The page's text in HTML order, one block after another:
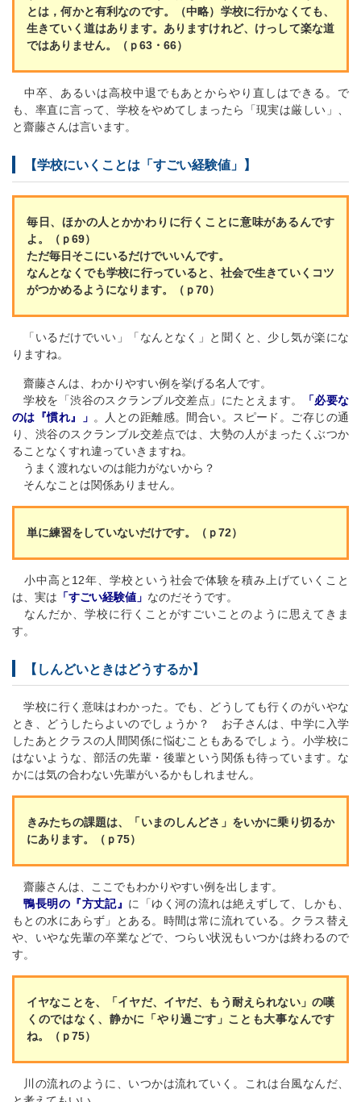
とは，何かと有利なのです。（中略）学校に行かなくても、
生きていく道はあります。ありますけれど、けっして楽な道
ではありません。（ｐ63・66）
中卒、あるいは高校中退でもあとからやり直しはできる。で
も、率直に言って、学校をやめてしまったら「現実は厳しい」、
と齋藤さんは言います。
【学校にいくことは「すごい経験値」】
毎日、ほかの人とかかわりに行くことに意味があるんです
よ。（ｐ69）
ただ毎日そこにいるだけでいいんです。
なんとなくでも学校に行っていると、社会で生きていくコツ
がつかめるようになります。（ｐ70）
「いるだけでいい」「なんとなく」と聞くと、少し気が楽にな
りますね。
齋藤さんは、わかりやすい例を挙げる名人です。
学校を「渋谷のスクランブル交差点」にたとえます。
「必要な
のは『慣れ』」 。人との距離感。間合い。スピード。ご存じの通
り、渋谷のスクランブル交差点では、大勢の人がまったくぶつか
ることなくすれ違っていきますね。
うまく渡れないのは能力がないから？
そんなことは関係ありません。
単に練習をしていないだけです。（ｐ72）
小中高と12年、学校という社会で体験を積み上げていくこと
は、実は 「すごい経験値」 なのだそうです。
なんだか、学校に行くことがすごいことのように思えてきま
す。
【しんどいときはどうするか】
学校に行く意味はわかった。でも、どうしても行くのがいやな
とき、どうしたらよいのでしょうか？ お子さんは、中学に入学
したあとクラスの人間関係に悩むこともあるでしょう。小学校に
はないような、部活の先輩・後輩という関係も待っています。な
かには気の合わない先輩がいるかもしれません。
きみたちの課題は、「いまのしんどさ」をいかに乗り切るか
にあります。（ｐ75）
齋藤さんは、ここでもわかりやすい例を出します。
鴨長明の『方丈記』 に「ゆく河の流れは絶えずして、しかも、
もとの水にあらず」とある。時間は常に流れている。クラス替え
や、いやな先輩の卒業などで、つらい状況もいつかは終わるので
す。
イヤなことを、「イヤだ、イヤだ、もう耐えられない」の嘆
くのではなく、静かに「やり過ごす」ことも大事なんです
ね。（ｐ75）
川の流れのように、いつかは流れていく。これは台風なんだ、